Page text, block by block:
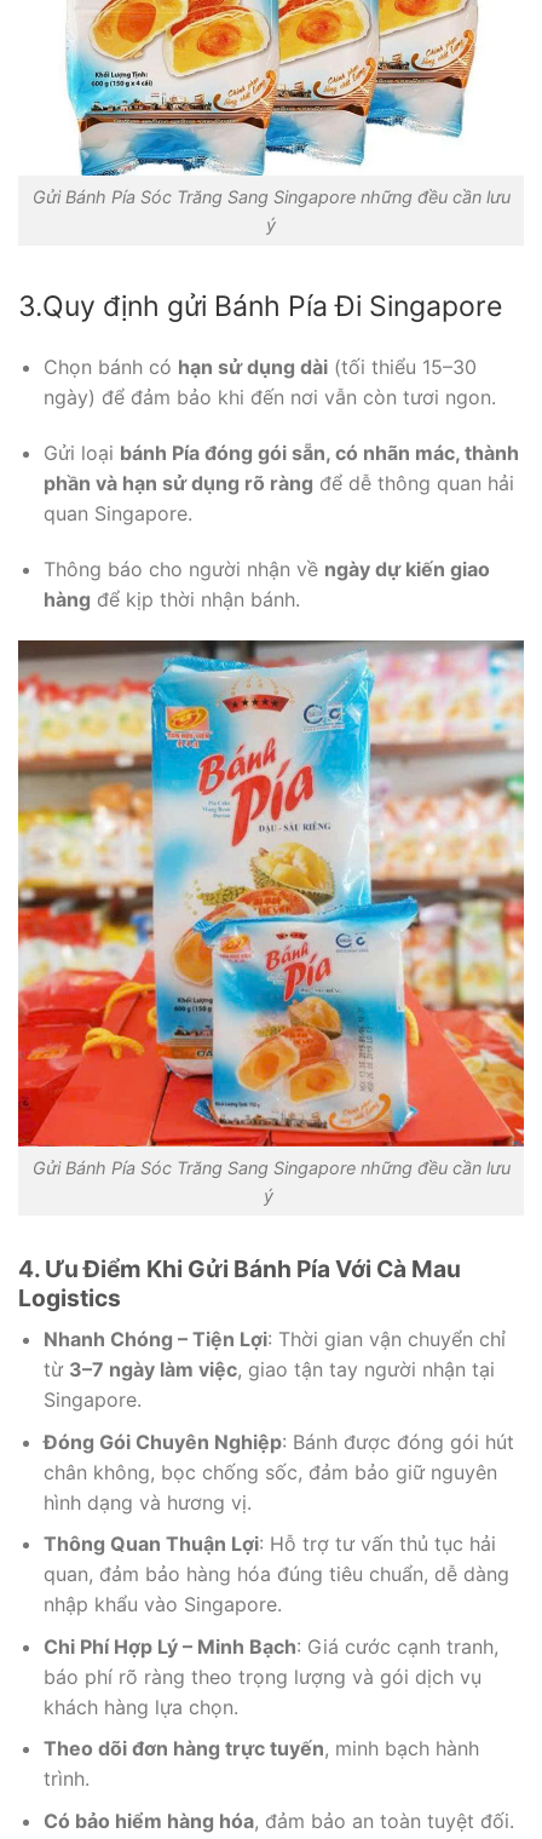
Gửi Bánh Pía Sóc Trăng Sang Singapore những đều cần lưu
ý
3.Quy định gửi Bánh Pía Đi Singapore
Chọn bánh có hạn sử dụng dài(tối thiểu 15–30
ngày) để đảm bảo khi đến nơi vẫn còn tươi ngon.
Gửi loại bánh Pía đóng gói sẵn, có nhãn mác, thành
phần và hạn sử dụng rõ ràng để dễ thông quan hải
quan Singapore.
Thông báo cho người nhận về ngày dự kiến giao
hàng để kịp thời nhận bánh.
Gửi Bánh Pía Sóc Trăng Sang Singapore những đều cần lưu
ý
4. Ưu Điểm Khi Gửi Bánh Pía Với Cà Mau
Logistics
Nhanh Chóng – Tiện Lợi: Thời gian vận chuyển chỉ
từ 3–7 ngày làm việc, giao tận tay người nhận tại
Singapore.
Đóng Gói Chuyên Nghiệp: Bánh được đóng gói hút
chân không, bọc chống sốc, đảm bảo giữ nguyên
hình dạng và hương vị.
Thông Quan Thuận Lợi: Hỗ trợ tư vấn thủ tục hải
quan, đảm bảo hàng hóa đúng tiêu chuẩn, dễ dàng
nhập khẩu vào Singapore.
Chi Phí Hợp Lý – Minh Bạch: Giá cước cạnh tranh,
báo phí rõ ràng theo trọng lượng và gói dịch vụ
khách hàng lựa chọn.
Theo dõi đơn hàng trực tuyến, minh bạch hành
trình.
Có bảo hiểm hàng hóa, đảm bảo an toàn tuyệt đối.